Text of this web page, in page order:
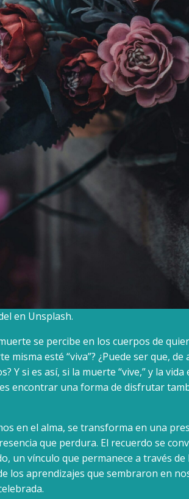
en Unsplash.
se percibe en los cuerpos de
misma esté “viva”? ¿Puede ser que,
Y si es así, si la muerte “vive,” y la vida
encontrar una forma de disfrutar
en el alma, se transforma en una
que perdura. El recuerdo se
un vínculo que permanece a través
los aprendizajes que sembraron en